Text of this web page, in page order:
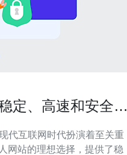
定、高速和安全的
代互联网时代扮演着至关重
网站的理想选择，提供了稳